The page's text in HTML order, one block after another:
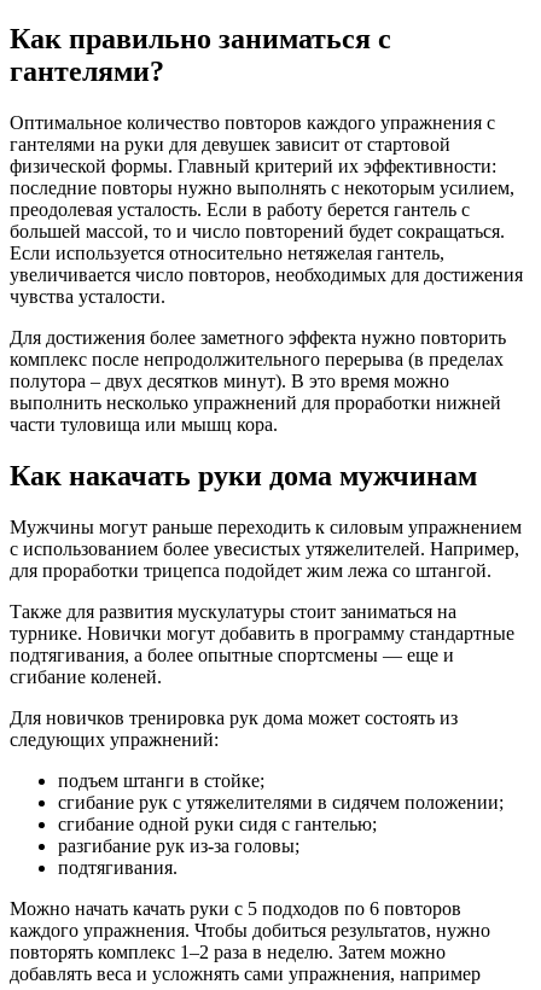
Как правильно заниматься с
гантелями?
Оптимальное количество повторов каждого упражнения с
гантелями на руки для девушек зависит от стартовой
физической формы. Главный критерий их эффективности:
последние повторы нужно выполнять с некоторым усилием,
преодолевая усталость. Если в работу берется гантель с
большей массой, то и число повторений будет сокращаться.
Если используется относительно нетяжелая гантель,
увеличивается число повторов, необходимых для достижения
чувства усталости.
Для достижения более заметного эффекта нужно повторить
комплекс после непродолжительного перерыва (в пределах
полутора – двух десятков минут). В это время можно
выполнить несколько упражнений для проработки нижней
части туловища или мышц кора.
Как накачать руки дома мужчинам
Мужчины могут раньше переходить к силовым упражнением
с использованием более увесистых утяжелителей. Например,
для проработки трицепса подойдет жим лежа со штангой.
Также для развития мускулатуры стоит заниматься на
турнике. Новички могут добавить в программу стандартные
подтягивания, а более опытные спортсмены — еще и
сгибание коленей.
Для новичков тренировка рук дома может состоять из
следующих упражнений:
подъем штанги в стойке;
сгибание рук с утяжелителями в сидячем положении;
сгибание одной руки сидя с гантелью;
разгибание рук из-за головы;
подтягивания.
Можно начать качать руки с 5 подходов по 6 повторов
каждого упражнения. Чтобы добиться результатов, нужно
повторять комплекс 1–2 раза в неделю. Затем можно
добавлять веса и усложнять сами упражнения, например